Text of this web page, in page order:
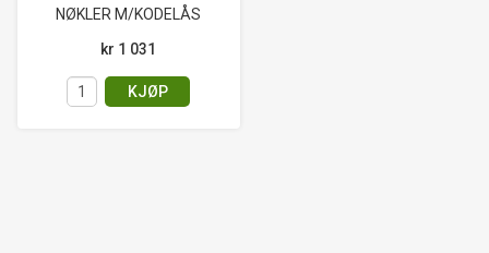
NØKLER M/KODELÅS
kr 1 031
KJØP